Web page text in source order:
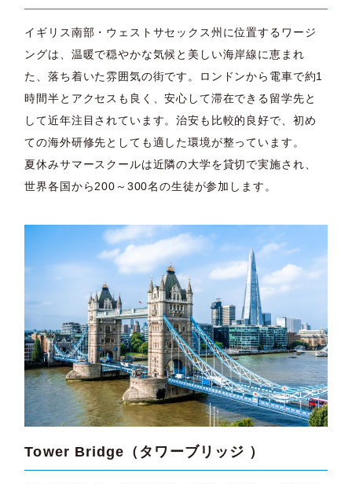
イギリス南部・ウェストサセックス州に位置するワージ
ングは、温暖で穏やかな気候と美しい海岸線に恵まれ
た、落ち着いた雰囲気の街です。ロンドンから電車で約1
時間半とアクセスも良く、安心して滞在できる留学先と
して近年注目されています。治安も比較的良好で、初め
ての海外研修先としても適した環境が整っています。
夏休みサマースクールは近隣の大学を貸切で実施され、
世界各国から200～300名の生徒が参加します。
Tower Bridge（タワーブリッジ ）